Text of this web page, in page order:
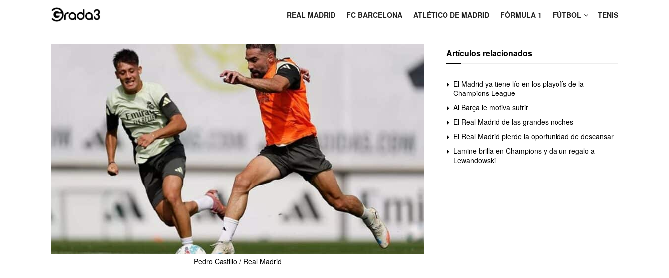
REAL MADRID FC BARCELONA ATLÉTICO DE MADRID FÓRMULA 1 FÚTBOL TENIS
Pedro Castillo / Real Madrid
Artículos relacionados
El Madrid ya tiene lío en los playoffs de la
Champions League
Al Barça le motiva sufrir
El Real Madrid de las grandes noches
El Real Madrid pierde la oportunidad de descansar
Lamine brilla en Champions y da un regalo a
Lewandowski